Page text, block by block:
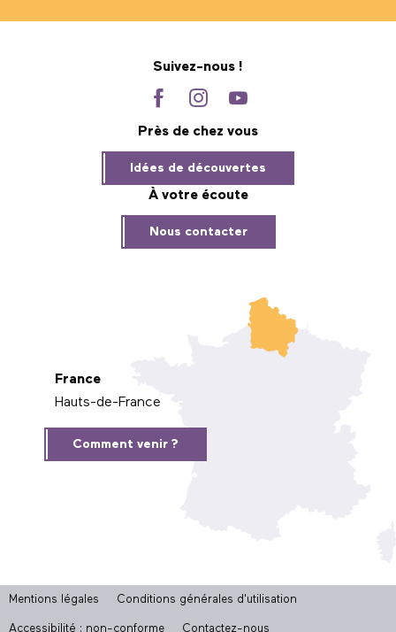
Suivez-nous !
Près de chez vous
Idées de découvertes
À votre écoute
Nous contacter
France
Hauts-de-France
Comment venir ?
Mentions légales Conditions générales d'utilisation
Accessibilité : non-conforme Contactez-nous